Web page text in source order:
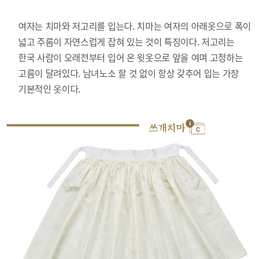
여자는 치마와 저고리를 입는다. 치마는 여자의 아래옷으로 폭이
넓고 주름이 자연스럽게 잡혀 있는 것이 특징이다. 저고리는
한국 사람이 오래전부터 입어 온 윗옷으로 앞을 여며 고정하는
고름이 달려있다. 남녀노소 할 것 없이 항상 갖추어 입는 가장
기본적인 옷이다.
쓰개치마